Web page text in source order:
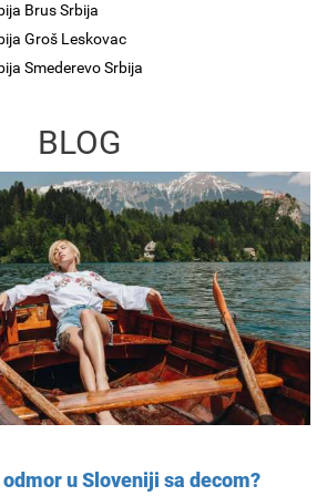
Brus Srbija
Groš Leskovac
Smederevo Srbija
BLOG
u Sloveniji sa decom?